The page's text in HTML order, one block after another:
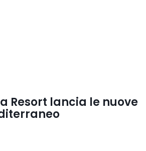
Resort lancia le nuove